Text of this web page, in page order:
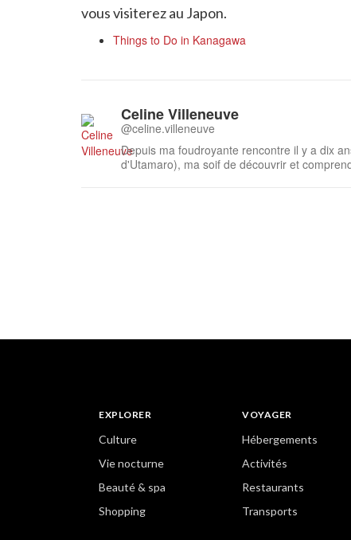
vous visiterez au Japon.
Things to Do in Kanagawa
Celine Villeneuve
@celine.villeneuve
Depuis ma foudroyante rencontre il y a dix
d'Utamaro), ma soif de découvrir et
EXPLORER
Culture
Vie nocturne
Beauté & spa
Shopping
VOYAGER
Hébergements
Activités
Restaurants
Transports